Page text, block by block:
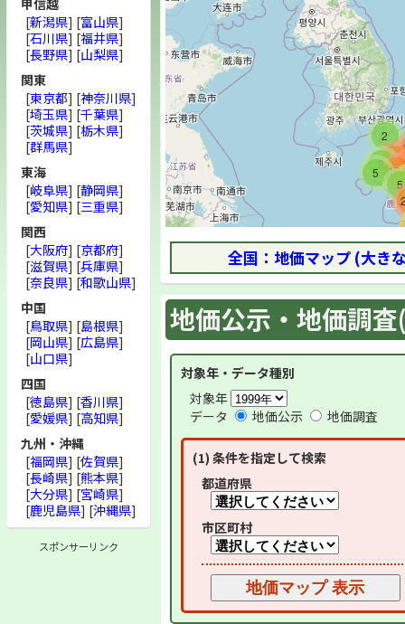
2
5
9
5
152
全国：地価マップ (大き
地価公示・地価調
対象年・データ種別
対象年
データ
地価公示 地価調査
(1) 条件を指定して検索
都道府県
市区町村
[新潟県] [富山県]
[石川県] [福井県]
[長野県] [山梨県]
関東
[東京都] [神奈川県]
[埼玉県] [千葉県]
[茨城県] [栃木県]
[群馬県]
東海
[岐阜県] [静岡県]
[愛知県] [三重県]
関西
[大阪府] [京都府]
[滋賀県] [兵庫県]
[奈良県] [和歌山県]
中国
[鳥取県] [島根県]
[岡山県] [広島県]
[山口県]
四国
[徳島県] [香川県]
[愛媛県] [高知県]
九州・沖縄
[福岡県] [佐賀県]
[長崎県] [熊本県]
[大分県] [宮崎県]
[鹿児島県] [沖縄県]
スポンサーリンク